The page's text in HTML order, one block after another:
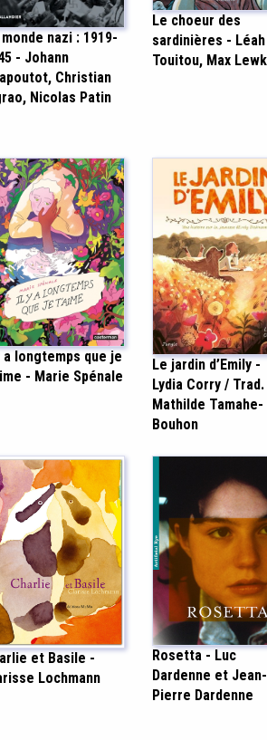
monde nazi : 1919-
- Johann
Christian
Nicolas Patin
Le choeur des
sardinières - Léah
Touitou, Max
a longtemps que je
- Marie Spénale
Le jardin d’Emily -
Lydia Corry / Trad.
Mathilde Tamahe-
Bouhon
et Basile -
Lochmann
Rosetta - Luc
Dardenne et Jean-
Pierre Dardenne